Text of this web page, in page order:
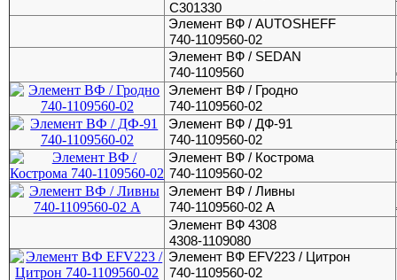
C301330
Элемент ВФ / AUTOSHEFF
740-1109560-02
Элемент ВФ / SEDAN
740-1109560
Элемент ВФ / Гродно
740-1109560-02
Элемент ВФ / ДФ-91
740-1109560-02
Элемент ВФ / Кострома
740-1109560-02
Элемент ВФ / Ливны
740-1109560-02 А
Элемент ВФ 4308
4308-1109080
Элемент ВФ EFV223 / Цитрон
740-1109560-02